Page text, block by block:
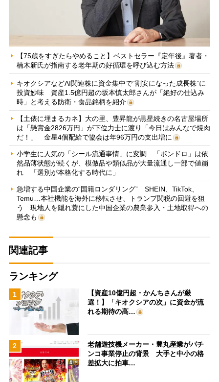
【75歳をすぎたらやめること】ベストセラー『定年後』著者・
楠木新氏が指南する老年期の好循環を呼び込む方法
キオクシアなどAI関連株に資金集中で“割安になった成長株”に
投資妙味 資産1.5億円超の坂本慎太郎さんが「絶好の仕込み
時」と考える防衛・食品銘柄を紹介
【土俵に埋まるカネ】大の里、豊昇龍が黒星続きの名古屋場所
は「懸賞金2826万円」が下位力士に渡り「今日はみんなで焼肉
だ！」 金星4個配給で協会は年96万円の支出増に
小学生に人気の「シール流通事情」に変調 「ボンドロ」は依
然品薄状態が続くが、模倣品や類似品が大量流通し一部で値崩
れ 「選別が本格化する時代に」
急増する中国企業の“国籍ロンダリング” SHEIN、TikTok、
Temu…本社機能を海外に移転させ、トランプ関税の回避を狙
う 現地人を隠れ蓑にした中国企業の農業参入・土地取得への
懸念も
関連記事
ランキング
1
【資産10億円超・かんちさんが厳
選！】「キオクシアの次」に資金が流
れる期待の高…
2
老舗遊技機メーカー・豊丸産業がパチ
ンコ事業停止の背景 大手と中小の格
差拡大に拍車…